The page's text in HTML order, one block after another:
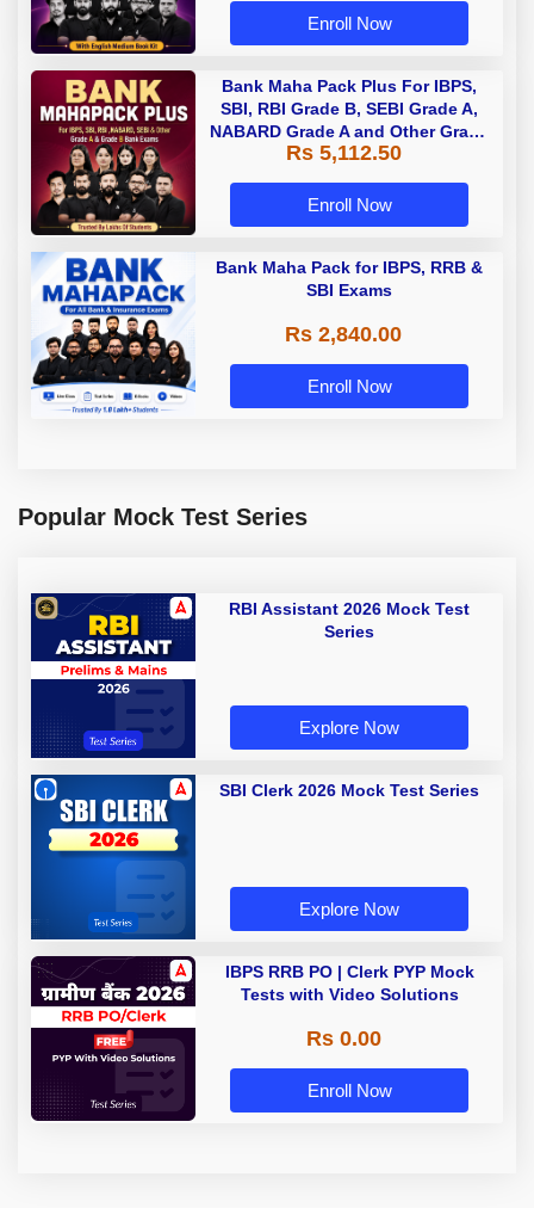
Enroll Now
Bank Maha Pack Plus For IBPS,
SBI, RBI Grade B, SEBI Grade A,
NABARD Grade A and Other Grade
A & Grade B Bank Exams
Rs 5,112.50
Enroll Now
Bank Maha Pack for IBPS, RRB &
SBI Exams
Rs 2,840.00
Enroll Now
Popular Mock Test Series
RBI Assistant 2026 Mock Test
Series
Explore Now
SBI Clerk 2026 Mock Test Series
Explore Now
IBPS RRB PO | Clerk PYP Mock
Tests with Video Solutions
Rs 0.00
Enroll Now